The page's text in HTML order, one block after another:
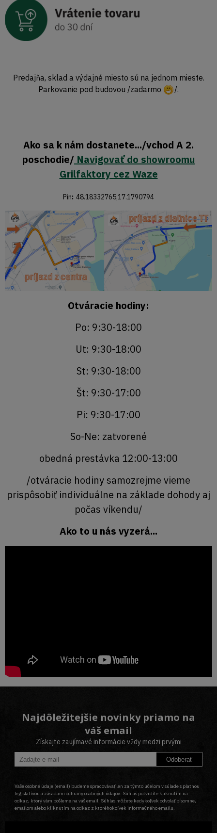
Predajňa, sklad a výdajné miesto sú na jednom mieste.
Parkovanie pod budovou /zadarmo
/.
Ako sa k nám dostanete.../vchod A 2.
poschodie/ Navigovať do showroomu
Grilfaktory cez Waze
Pin: 48.18332765,17.1790794
Otváracie hodiny:
Po: 9:30-18:00
Ut: 9:30-18:00
St: 9:30-18:00
Št: 9:30-17:00
Pi: 9:30-17:00
So-Ne: zatvorené
obedná prestávka 12:00-13:00
/otváracie hodiny samozrejme vieme
prispôsobiť individuálne na základe dohody aj
počas víkendu/
Ako to u nás vyzerá...
Najdôležitejšie novinky priamo na
váš email
Získajte zaujímavé informácie vždy medzi prvými
Odoberať
Vaše osobné údaje (email) budeme spracovávať len za týmto účelom v súlade s platnou
legislatívou a zásadami ochrany osobných údajov. Súhlas potvrdíte kliknutím na
odkaz, ktorý vám pošleme na váš email. Súhlas môžete kedykoľvek odvolať písomne,
emailom alebo kliknutím na odkaz z ktoréhokoľvek informačného emailu.